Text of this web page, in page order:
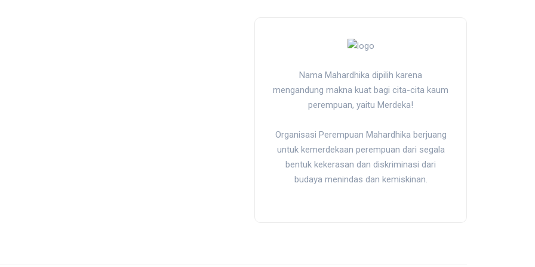
Nama Mahardhika dipilih karena
mengandung makna kuat bagi cita-cita kaum
perempuan, yaitu Merdeka!
Organisasi Perempuan Mahardhika berjuang
untuk kemerdekaan perempuan dari segala
bentuk kekerasan dan diskriminasi dari
budaya menindas dan kemiskinan.